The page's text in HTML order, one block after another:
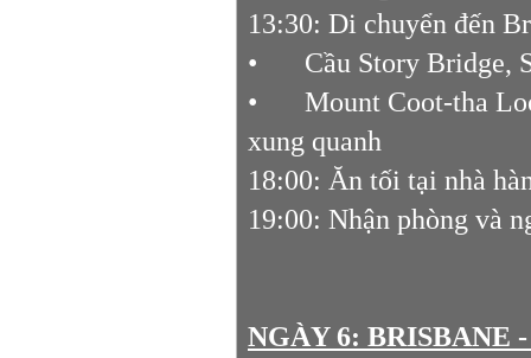
13:30: Di chuyển đến
•
Cầu Story Bridge,
•
Mount Coot-tha
xung quanh
18:00: Ăn tối tại nhà
19:00: Nhận phòng và
NGÀY 6: BRISBANE